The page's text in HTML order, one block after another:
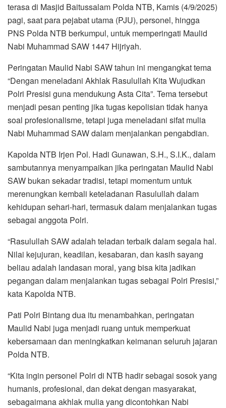
terasa di Masjid Baitussalam Polda NTB, Kamis (4/9/2025)
pagi, saat para pejabat utama (PJU), personel, hingga
PNS Polda NTB berkumpul, untuk memperingati Maulid
Nabi Muhammad SAW 1447 Hijriyah.
Peringatan Maulid Nabi SAW tahun ini mengangkat tema
“Dengan meneladani Akhlak Rasulullah Kita Wujudkan
Polri Presisi guna mendukung Asta Cita”. Tema tersebut
menjadi pesan penting jika tugas kepolisian tidak hanya
soal profesionalisme, tetapi juga meneladani sifat mulia
Nabi Muhammad SAW dalam menjalankan pengabdian.
Kapolda NTB Irjen Pol. Hadi Gunawan, S.H., S.I.K., dalam
sambutannya menyampaikan jika peringatan Maulid Nabi
SAW bukan sekadar tradisi, tetapi momentum untuk
merenungkan kembali keteladanan Rasulullah dalam
kehidupan sehari-hari, termasuk dalam menjalankan tugas
sebagai anggota Polri.
“Rasulullah SAW adalah teladan terbaik dalam segala hal.
Nilai kejujuran, keadilan, kesabaran, dan kasih sayang
beliau adalah landasan moral, yang bisa kita jadikan
pegangan dalam menjalankan tugas sebagai Polri Presisi,”
kata Kapolda NTB.
Pati Polri Bintang dua itu menambahkan, peringatan
Maulid Nabi juga menjadi ruang untuk memperkuat
kebersamaan dan meningkatkan keimanan seluruh jajaran
Polda NTB.
“Kita ingin personel Polri di NTB hadir sebagai sosok yang
humanis, profesional, dan dekat dengan masyarakat,
sebagaimana akhlak mulia yang dicontohkan Nabi